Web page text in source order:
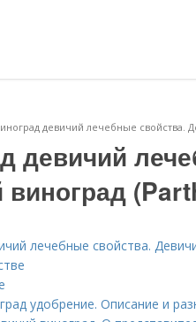
девичий лечебные свойства.
девичий
лечебные свойства.
удобрение. Описание и